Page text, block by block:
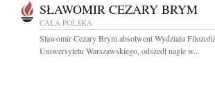
SŁAWOMIR CEZARY BRYM
CAŁA POLSKA
Sławomir Cezary Brym absolwent Wydziału Filozofii
Uniwersytetu Warszawskiego, odszedł nagle w...